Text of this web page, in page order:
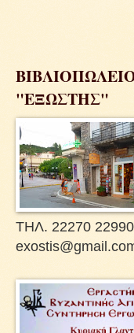
"ΕΞΩΣΤΗΣ"
ΤΗΛ. 22270